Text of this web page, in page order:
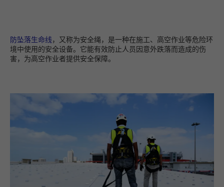
防坠落生命线，又称为安全绳，是一种在施工、高空作业等危险环
境中使用的安全设备。它能有效防止人员因意外跌落而造成的伤
害，为高空作业者提供安全保障。